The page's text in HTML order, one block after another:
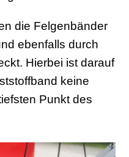
die Felgenbänder
ebenfalls durch
Hierbei ist darauf
keine
Punkt des